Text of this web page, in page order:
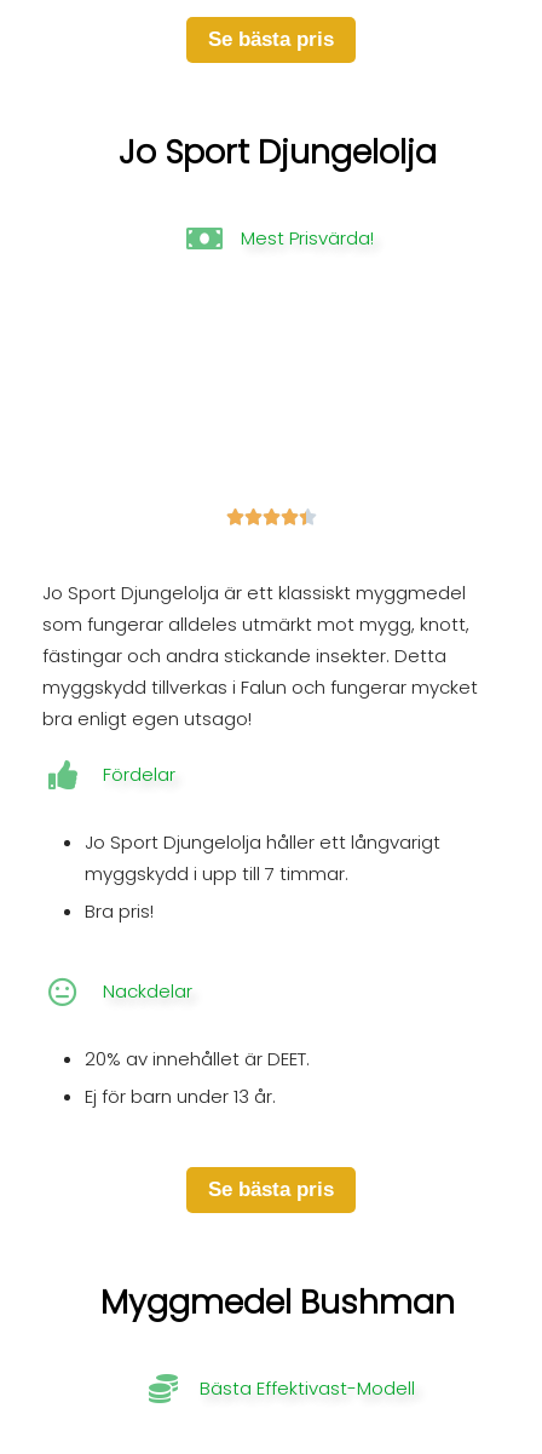
Se bästa pris
Jo Sport Djungelolja
Mest Prisvärda!

Jo Sport Djungelolja är ett klassiskt myggmedel
som fungerar alldeles utmärkt mot mygg, knott,
fästingar och andra stickande insekter. Detta
myggskydd tillverkas i Falun och fungerar mycket
bra enligt egen utsago!
Fördelar
Jo Sport Djungelolja håller ett långvarigt
myggskydd i upp till 7 timmar.
Bra pris!
Nackdelar
20% av innehållet är DEET.
Ej för barn under 13 år.
Se bästa pris
Myggmedel Bushman
Bästa Effektivast-Modell